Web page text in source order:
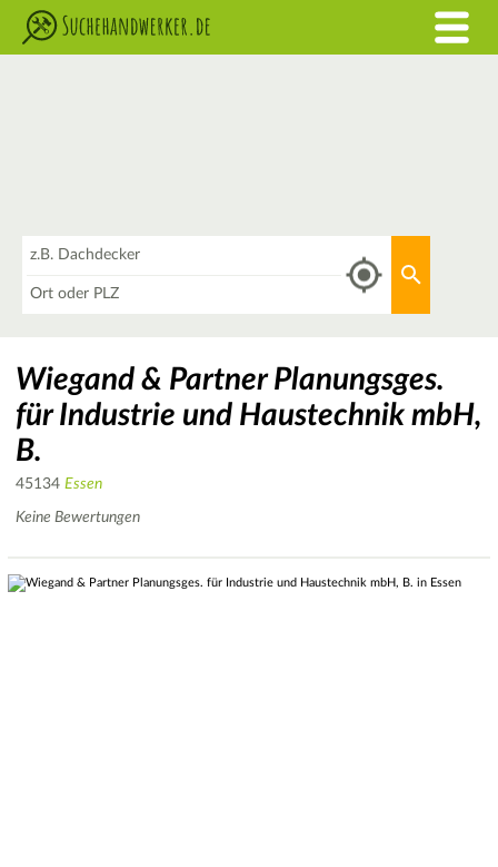
Wiegand & Partner Planungsges.
für Industrie und Haustechnik mbH,
B.
45134 Essen
Keine Bewertungen